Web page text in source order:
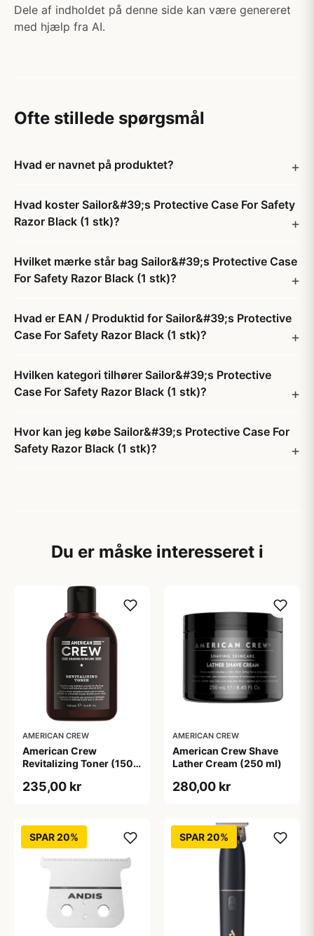
Dele af indholdet på denne side kan være genereret
med hjælp fra AI.
Ofte stillede spørgsmål
Hvad er navnet på produktet?
Hvad koster Sailor&#39;s Protective Case For Safety
Razor Black (1 stk)?
Hvilket mærke står bag Sailor&#39;s Protective Case
For Safety Razor Black (1 stk)?
Hvad er EAN / Produktid for Sailor&#39;s Protective
Case For Safety Razor Black (1 stk)?
Hvilken kategori tilhører Sailor&#39;s Protective
Case For Safety Razor Black (1 stk)?
Hvor kan jeg købe Sailor&#39;s Protective Case For
Safety Razor Black (1 stk)?
Du er måske interesseret i
AMERICAN CREW
American Crew
Revitalizing Toner (150
235,00 kr
AMERICAN CREW
American Crew Shave
Lather Cream (250 ml)
280,00 kr
SPAR 20% SPAR 20%